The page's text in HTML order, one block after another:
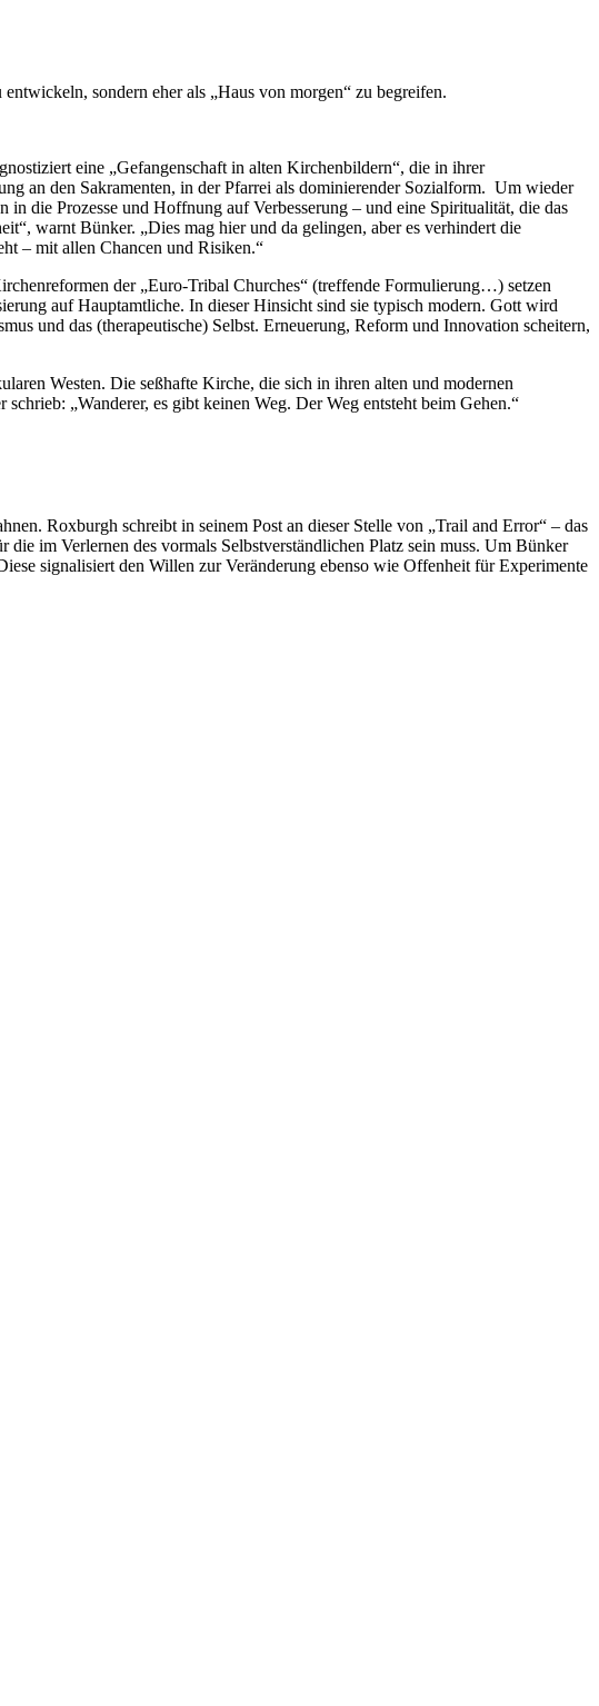
sondern eher als „Haus von morgen“ zu begreifen.
eine „Gefangenschaft in alten Kirchenbildern“, die in ihrer
an den Sakramenten, in der Pfarrei als dominierender Sozialform. Um wieder
die Prozesse und Hoffnung auf Verbesserung – und eine Spiritualität, die das
warnt Bünker. „Dies mag hier und da gelingen, aber es verhindert die
– mit allen Chancen und Risiken.“
der „Euro-Tribal Churches“ (treffende Formulierung…) setzen
auf Hauptamtliche. In dieser Hinsicht sind sie typisch modern. Gott wird
und das (therapeutische) Selbst. Erneuerung, Reform und Innovation scheitern,
Westen. Die seßhafte Kirche, die sich in ihren alten und modernen
schrieb: „Wanderer, es gibt keinen Weg. Der Weg entsteht beim Gehen.“
Roxburgh schreibt in seinem Post an dieser Stelle von „Trail and Error“ – das
im Verlernen des vormals Selbstverständlichen Platz sein muss. Um Bünker
signalisiert den Willen zur Veränderung ebenso wie Offenheit für Experimente